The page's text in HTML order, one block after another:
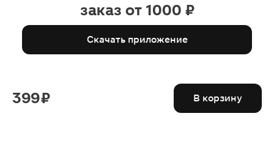
заказ от 1000 ₽
Скачать приложение
399 ₽ В корзину